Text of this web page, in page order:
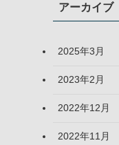
アーカイブ
2025年3月
2023年2月
2022年12月
2022年11月